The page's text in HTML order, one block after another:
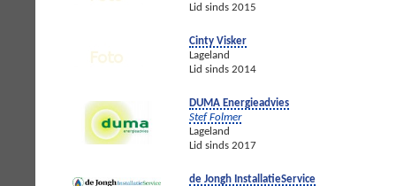
Lid sinds 2015
Cinty Visker
Lageland
Lid sinds 2014
DUMA Energieadvies
Stef Folmer
Lageland
Lid sinds 2017
de Jongh InstallatieService